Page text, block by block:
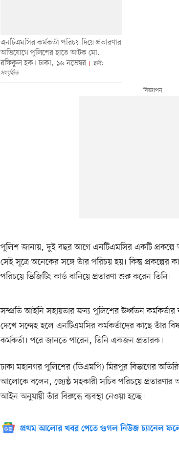
এনটিএমসির কর্মকর্তা পরিচয় দিয়ে প্রতারণার
অভিযোগে পুলিশের হাতে আটক মো.
রফিকুল হক। ঢাকা, ১৬ নভেম্বর
ছবি:
সংগৃহীত
পুলিশ জানায়, দুই বছর আগে এনটিএমসির একটি প্রকল্পে
সেই সূত্রে অনেকের সঙ্গে তাঁর পরিচয় হয়। কিন্তু প্রকল্পের
পরিচয়ে ভিজিটিং কার্ড বানিয়ে প্রতারণা শুরু করেন তিনি।
সম্প্রতি আইনি সহায়তার জন্য পুলিশের ঊর্ধ্বতন কর্মকর্তার
দেখে সন্দেহ হলে এনটিএমসির কর্মকর্তাদের কাছে তাঁর
কর্মকর্তা। পরে জানতে পারেন, তিনি একজন প্রতারক।
ঢাকা মহানগর পুলিশের (ডিএমপি) মিরপুর বিভাগের
আলোকে বলেন, জ্যেষ্ঠ সহকারী সচিব পরিচয়ে
আইন অনুযায়ী তাঁর বিরুদ্ধে ব্যবস্থা নেওয়া হচ্ছে।
প্রথম আলোর খবর পেতে গুগল নিউজ চ্যানেল